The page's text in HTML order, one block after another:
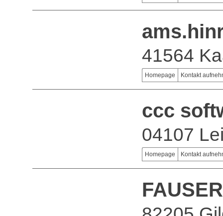
41564
Homepage Kontakt
ccc
04107
Homepage Kontakt